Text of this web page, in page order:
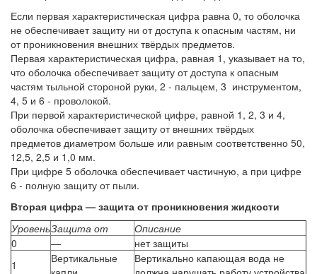
Если первая характеристическая цифра равна 0, то оболочка
не обеспечивает защиту ни от доступа к опасным частям, ни
от проникновения внешних твёрдых предметов.
Первая характеристическая цифра, равная 1, указывает на то,
что оболочка обеспечивает защиту от доступа к опасным
частям тыльной стороной руки, 2 - пальцем, 3 инструментом,
4, 5 и 6 - проволокой.
При первой характеристической цифре, равной 1, 2, 3 и 4,
оболочка обеспечивает защиту от внешних твёрдых
предметов диаметром больше или равным соответственно 50,
12,5, 2,5 и 1,0 мм.
При цифре 5 оболочка обеспечивает частичную, а при цифре
6 - полную защиту от пыли.
Вторая цифра — защита от проникновения жидкости
УровеньЗащита от
Описание
0
—
нет защиты
1
Вертикальные
Вертикально капающая вода не